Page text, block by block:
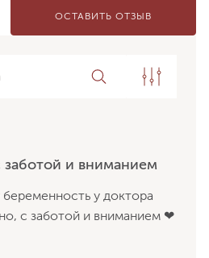
заботой и вниманием
у доктора
с заботой и вниманием ❤
ОСТАВИТЬ ОТЗЫВ